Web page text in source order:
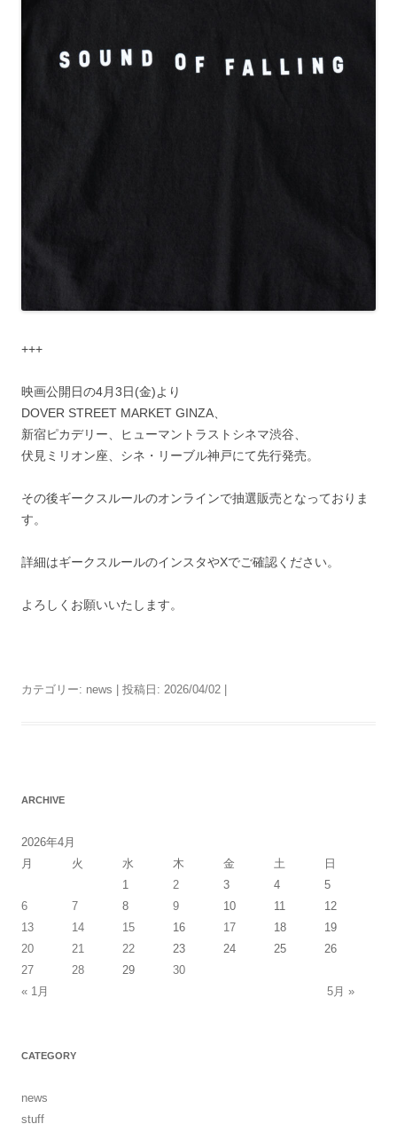
+++
映画公開日の4月3日(金)より
DOVER STREET MARKET GINZA、
新宿ピカデリー、ヒューマントラストシネマ渋谷、
伏見ミリオン座、シネ・リーブル神戸にて先行発売。
その後ギークスルールのオンラインで抽選販売となっておりま
す。
詳細はギークスルールのインスタやXでご確認ください。
よろしくお願いいたします。
カテゴリー: news | 投稿日: 2026/04/02
ARCHIVE
2026年4月
月
火 水 木 金 土
日
1
2 3 4
5
6
7 8 9 10 11
12
13
14 15 16 17 18
19
20
21 22 23 24 25
26
27
28 29
30
« 1月
5月 »
CATEGORY
news
stuff